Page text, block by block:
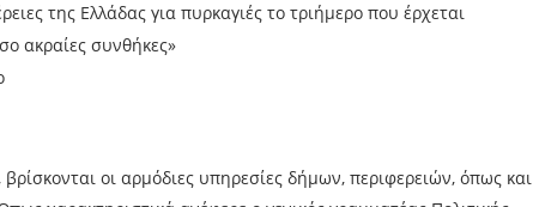
της Ελλάδας για πυρκαγιές το τριήμερο που έρχεται
ακραίες συνθήκες»
οι αρμόδιες υπηρεσίες δήμων, περιφερειών, όπως και